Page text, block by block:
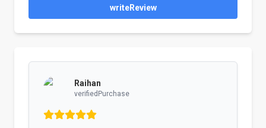
writeReview
Raihan
verifiedPurchase